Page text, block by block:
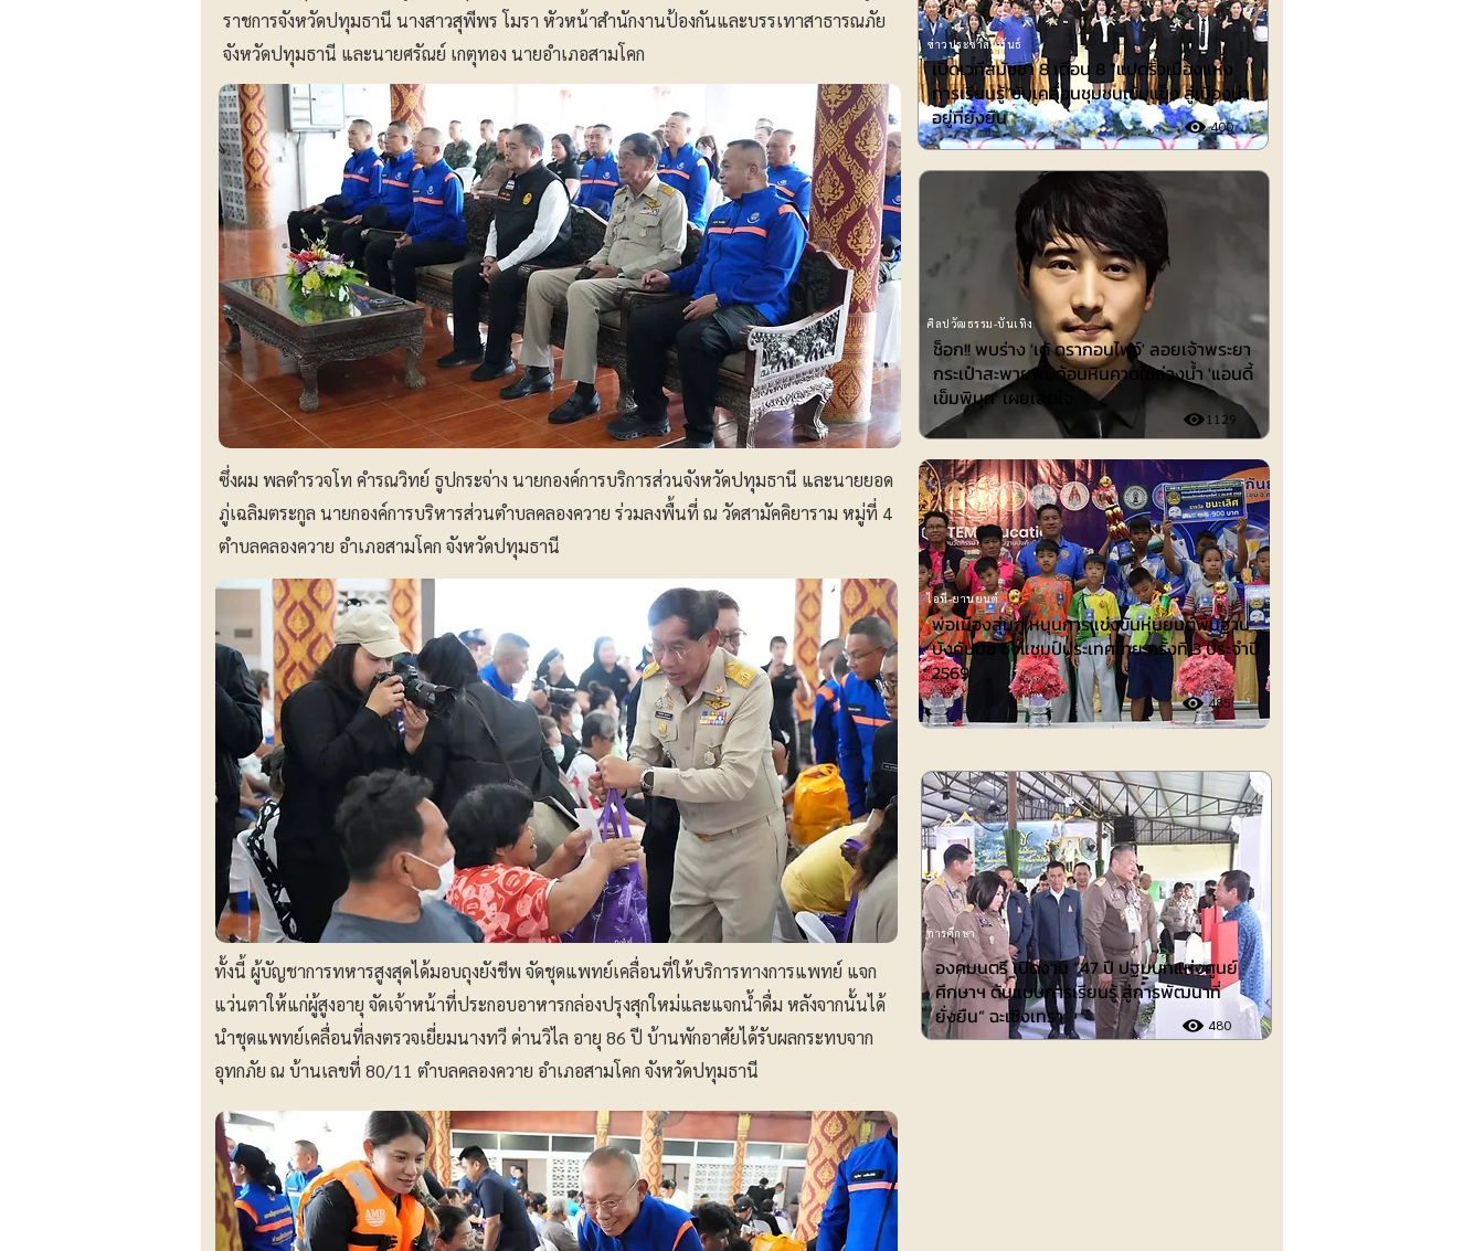
ราชการจังหวัดปทุมธานี นางสาวสุพีพร โมรา หัวหน้าสำนักงานป้องกันและบรรเทาสาธารณภัย
จังหวัดปทุมธานี และนายศรัณย์ เกตุทอง นายอำเภอสามโคก
ซึ่งผม พลตำรวจโท คำรณวิทย์ ธูปกระจ่าง นายกองค์การบริการส่วนจังหวัดปทุมธานี และนายยอด
ภู่เฉลิมตระกูล นายกองค์การบริหารส่วนตำบลคลองควาย ร่วมลงพื้นที่ ณ วัดสามัคคิยาราม หมู่ที่ 4
ตำบลคลองควาย อำเภอสามโคก จังหวัดปทุมธานี
ทั้งนี้ ผู้บัญชาการทหารสูงสุดได้มอบถุงยังชีพ จัดชุดแพทย์เคลื่อนที่ให้บริการทางการแพทย์ แจก
แว่นตาให้แก่ผู้สูงอายุ จัดเจ้าหน้าที่ประกอบอาหารกล่องปรุงสุกใหม่และแจกน้ำดื่ม หลังจากนั้นได้
นำชุดแพทย์เคลื่อนที่ลงตรวจเยี่ยมนางทวี ด่านวิไล อายุ 86 ปี บ้านพักอาศัยได้รับผลกระทบจาก
อุทกภัย ณ บ้านเลขที่ 80/11 ตำบลคลองควาย อำเภอสามโคก จังหวัดปทุมธานี
เปิดเวทีสมัชชา 8 เดือน 8 “แปดริ้วเมืองแห่ง
การเรียนรู้”ขับเคลื่อนชุมชนเข้มแข็ง สู่เมืองน่า
อยู่ที่ยั่งยืน
400
ข่าวประชาสัมพันธ์
ช็อก!! พบร่าง 'เต้ ดรากอนไฟว์' ลอยเจ้าพระยา
กระเป๋าสะพายพบก้อนหินคาดใช้ถ่วงน้ำ 'แอนดี้
เข็มพิมุก' เผยเสียใจ
1129
ศิลปวัฒธรรม-บันเทิง
ไอที-ยานยนต์
พ่อเมืองลุ่มภู หนุนการแข่งขันหุ่นยนต์พื้นฐาน
บังคับมือ ชิงแชมป์ประเทศไทย ครั้งที่ 3 ประจำปี
2569
485
การศึกษา
องคมนตรี เปิดงาน “47 ปี ปฐมบทแห่งศูนย์
ศึกษาฯ ต้นแบบการเรียนรู้ สู่การพัฒนาที่
ยั่งยืน” ฉะเชิงเทรา
480